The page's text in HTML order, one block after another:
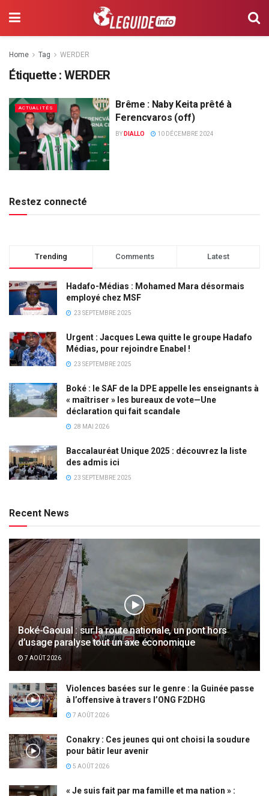
Home Tag WERDER
Étiquette :WERDER
ACTUALITÉS
Brême : Naby Keita prêté à
Ferencvaros (off)
BY DIALLO 10 DÉCEMBRE 2024
Restez connecté
Trending Comments Latest
Hadafo-Médias : Mohamed Mara désormais
employé chez MSF
23 SEPTEMBRE 2025
Urgent : Jacques Lewa quitte le groupe Hadafo
Médias, pour rejoindre Enabel !
23 SEPTEMBRE 2025
Boké : le SAF de la DPE appelle les enseignants à
« maîtriser » les bureaux de vote—Une
déclaration qui fait scandale
28 MAI 2026
Baccalauréat Unique 2025 : découvrez la liste
des admis ici
23 SEPTEMBRE 2025
Recent News
Boké-Gaoual : sur la route nationale, un pont hors
d’usage paralyse tout un axe économique
7 AOÛT 2026
Violences basées sur le genre : la Guinée passe
à l’offensive à travers l’ONG F2DHG
7 AOÛT 2026
Conakry : Ces jeunes qui ont choisi la soudure
pour bâtir leur avenir
5 AOÛT 2026
« Je suis fait par ma famille et ma nation » :